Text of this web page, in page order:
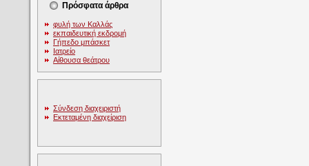
Πρόσφατα άρθρα
φυλή των Καλλάς
εκπαιδευτική εκδρομή
Γήπεδο μπάσκετ
Ιατρείο
Αίθουσα θεάτρου
Σύνδεση διαχειριστή
Εκτεταμένη διαχείριση